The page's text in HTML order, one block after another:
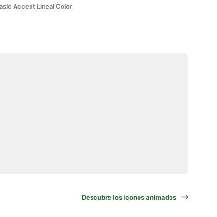
Accent Lineal Color
Descubre los iconos animados